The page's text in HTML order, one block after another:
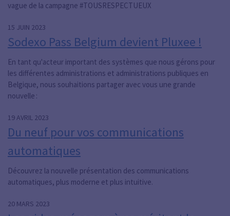
vague de la campagne #TOUSRESPECTUEUX
15 JUIN 2023
Sodexo Pass Belgium devient Pluxee !
En tant qu'acteur important des systèmes que nous gérons pour
les différentes administrations et administrations publiques en
Belgique, nous souhaitions partager avec vous une grande
nouvelle :
19 AVRIL 2023
Du neuf pour vos communications
automatiques
Découvrez la nouvelle présentation des communications
automatiques, plus moderne et plus intuitive.
20 MARS 2023